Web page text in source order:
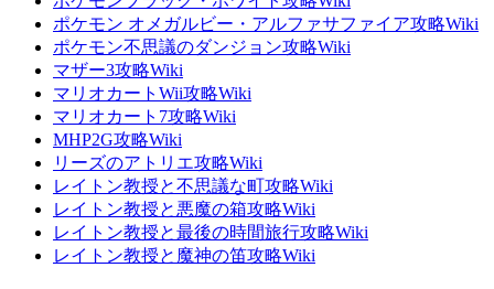
ポケモン オメガルビー・アルファサファイア攻略Wiki
ポケモン不思議のダンジョン攻略Wiki
マザー3攻略Wiki
マリオカートWii攻略Wiki
マリオカート7攻略Wiki
MHP2G攻略Wiki
リーズのアトリエ攻略Wiki
レイトン教授と不思議な町攻略Wiki
レイトン教授と悪魔の箱攻略Wiki
レイトン教授と最後の時間旅行攻略Wiki
レイトン教授と魔神の笛攻略Wiki